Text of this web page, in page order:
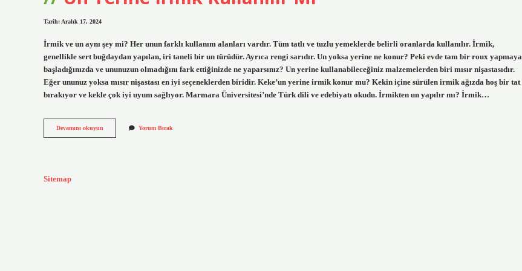
Tarih: Aralık 17, 2024
İrmik ve un aynı şey mi? Her unun farklı kullanım alanları vardır. Tüm tatlı ve tuzlu yemeklerde belirli oranlarda kullanılır. İrmik,
genellikle sert buğdaydan yapılan, iri taneli bir un türüdür. Ayrıca rengi sarıdır. Un yoksa yerine ne konur? Peki evde tam bir roux yapmaya
başladığınızda ve ununuzun olmadığını fark ettiğinizde ne yaparsınız? Un yerine kullanabileceğiniz malzemelerden biri mısır nişastasıdır.
Eğer ununuz yoksa mısır nişastası en iyi seçeneklerden biridir. Keke’un yerine irmik konur mu? Kekin içine sürülen irmik ağızda hoş bir tat
bırakıyor ve kekle çok iyi uyum sağlıyor. Marmara Üniversitesi’nde Türk dili ve edebiyatı okudu. İrmikten un yapılır mı? İrmik…
Devamını okuyun
Yerine
Yorum Bırak
Sitemap